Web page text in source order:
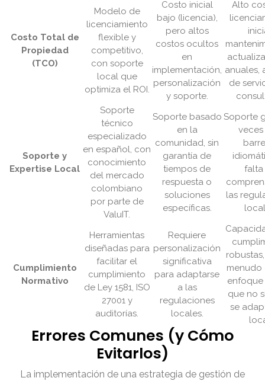
Costo Total de
Propiedad
(TCO)
Modelo de
licenciamiento
flexible y
competitivo,
con soporte
local que
optimiza el ROI.
Costo inicial
bajo (licencia),
pero altos
costos ocultos
en
implementación,
personalización
y soporte.
Alto
anuales,
de
Soporte y
Expertise Local
Soporte
técnico
especializado
en español, con
conocimiento
del mercado
colombiano
por parte de
ValuIT.
Soporte basado
en la
comunidad, sin
garantía de
tiempos de
respuesta o
soluciones
específicas.
Soporte
falta
las
Cumplimiento
Normativo
Herramientas
diseñadas para
facilitar el
cumplimiento
de Ley 1581, ISO
27001 y
auditorías.
Requiere
personalización
significativa
para adaptarse
a las
regulaciones
locales.
menudo
que no
se
Errores Comunes (y Cómo
Evitarlos)
La implementación de una estrategia de gestión de